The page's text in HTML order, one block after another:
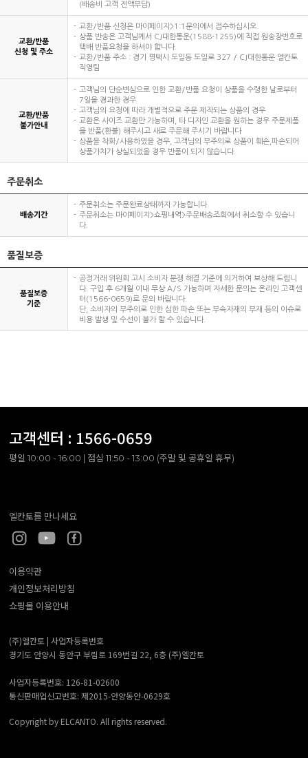
(배송비 고객 전액부담)
교환/반품
신청 및 주소
교환/반품 신청은 마이페이지>1:1문의에서 접수하십시오.
상품 반송은 고객님께서 CJ대한통운(1588-1255)에 직접 원송장번호로
택배 반품요청을 하셔야 합니다.
교환/반품 주소 : 경기 평택시 도일동 도일로 327 / CJ대한통운 엘칸토
직영팀
교환/반품
불가안내
고객님의 단순변심으로 인한 교환/반품 요청이 상품을 수령한 날로부터
7일을 경과한 경우
고객님의 요청에 따라 개별적으로 주문 제작되는 상품의 경우
교환은 사이즈 교환만 가능하며, 타 디자인 교환을 원하는 경우 주문제품
을 반품(환불) 해주시고 새로 주문해 주시기 바랍니다
상품을 착화/사용하였을 경우, 고객님의 부주의로 상품이 훼손,파손되어
상품가치가 상실되었을 경우 반품이 되지 않습니다.
주문취소
배송기간
주문취소는 주문완료상태까지 가능합니다.
주문취소는 마이페이지>쇼핑내역>주문배송조회에서 취소할 수 있습니
다.
품질보증
품질보증
기준
공정거래 위원회 고시 소비자 분쟁 해결 기준에 의거하여 보상해 드립니
다. 구입 후 6개월 이내 무상 A/S 가능하며 자세한 문의는 온라인 고객센
터(1566-0659)로 문의 바랍니다.
단, 소비자의 부주의로 인한 심한 파손 또는 부속자재의 부재 등의 이슈로
비용 발생 및 수선이 불가 할 수 있습니다.
고객센터 : 1566-0659
평일 10:00 - 16:00 | 점심 11:50 - 13:00 (주말 및 공휴일 휴무)
엘칸토를 만나세요
이용약관
개인정보처리방침
쇼핑몰 이용안내
(주)엘칸토 | 사업자등록번호
경기도 안양시 동안구 부림로 169번길 22, 6층 (주)엘칸토
사업자등록번호: 126-81-02600
통신판매업신고번호: 제2015-안양동안-0629호
Copyright by ELCANTO. All rights reserved.